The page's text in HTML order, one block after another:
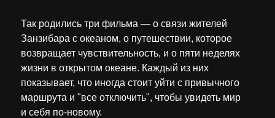
Так родились три фильма — о связи жителей
Занзибара с океаном, о путешествии, которое
возвращает чувствительность, и о пяти неделях
жизни в открытом океане. Каждый из них
показывает, что иногда стоит уйти с привычного
маршрута и "все отключить", чтобы увидеть мир
и себя по-новому.